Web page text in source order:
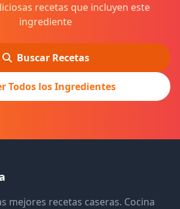
recetas que incluyen este
ingrediente
Buscar Recetas
Todos los Ingredientes
mejores recetas caseras. Cocina